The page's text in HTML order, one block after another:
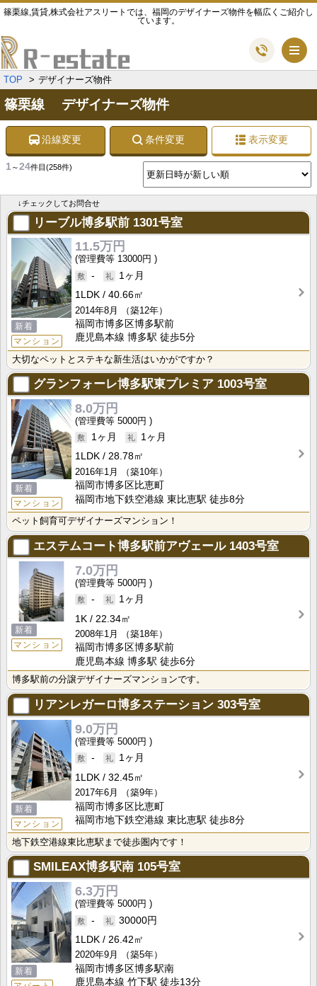
篠栗線,賃貸,株式会社アスリートでは、福岡のデザイナーズ物件を幅広くご紹介し
ています。
TOP デザイナーズ物件
篠栗線 デザイナーズ物件
沿線変更 条件変更 表示変更
1～24件目 (258件)
↓チェックしてお問合せ
リーブル博多駅前 1301号室
新着
マンション
11.5万円
13000円
-
1ヶ月
1LDK
40.66㎡
2014年8月
（築12年）
福岡市博多区博多駅前
鹿児島本線 博多駅 徒歩5分
大切なペットとステキな新生活はいかがですか？
グランフォーレ博多駅東プレミア 1003号室
新着
マンション
8.0万円
5000円
1ヶ月
1ヶ月
1LDK
28.78㎡
2016年1月
（築10年）
福岡市博多区比恵町
福岡市地下鉄空港線 東比恵駅 徒歩8分
ペット飼育可デザイナーズマンション！
エステムコート博多駅前アヴェール1403号室
新着
マンション
7.0万円
5000円
-
1ヶ月
1K
22.34㎡
2008年1月
（築18年）
福岡市博多区博多駅前
鹿児島本線 博多駅 徒歩6分
博多駅前の分譲デザイナーズマンションです。
リアンレガーロ博多ステーション 303号室
新着
マンション
9.0万円
5000円
-
1ヶ月
1LDK
32.45㎡
2017年6月
（築9年）
福岡市博多区比恵町
福岡市地下鉄空港線 東比恵駅 徒歩8分
地下鉄空港線東比恵駅まで徒歩圏内です！
SMILEAX博多駅南 105号室
新着
6.3万円
5000円
-
30000円
1LDK
26.42㎡
2020年9月
（築5年）
福岡市博多区博多駅南
鹿児島本線 竹下駅 徒歩13分